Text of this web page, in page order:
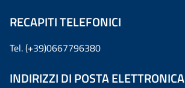
RECAPITI TELEFONICI
Tel. (+39)0667796380
INDIRIZZI DI POSTA ELETTRONICA